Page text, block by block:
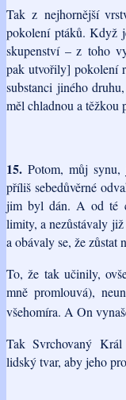
Tak z nejhornější
pokolení ptáků. Když
skupenství – z toho
pak utvořily] pokolení
substanci jiného
měl chladnou a těžkou
15. Potom, můj
příliš sebedůvěrné
jim byl dán. A od té
limity, a nezůstávaly
a obávaly se, že zůstat
To, že tak učinily,
mně promlouvá),
všehomíra. A On
Tak Svrchovaný Král
lidský tvar, aby jeho